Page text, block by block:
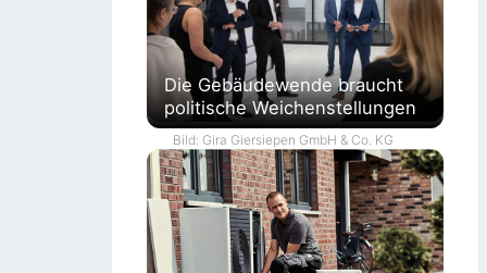
Die Gebäudewende braucht
politische Weichenstellungen
Bild: Gira Giersiepen GmbH & Co. KG